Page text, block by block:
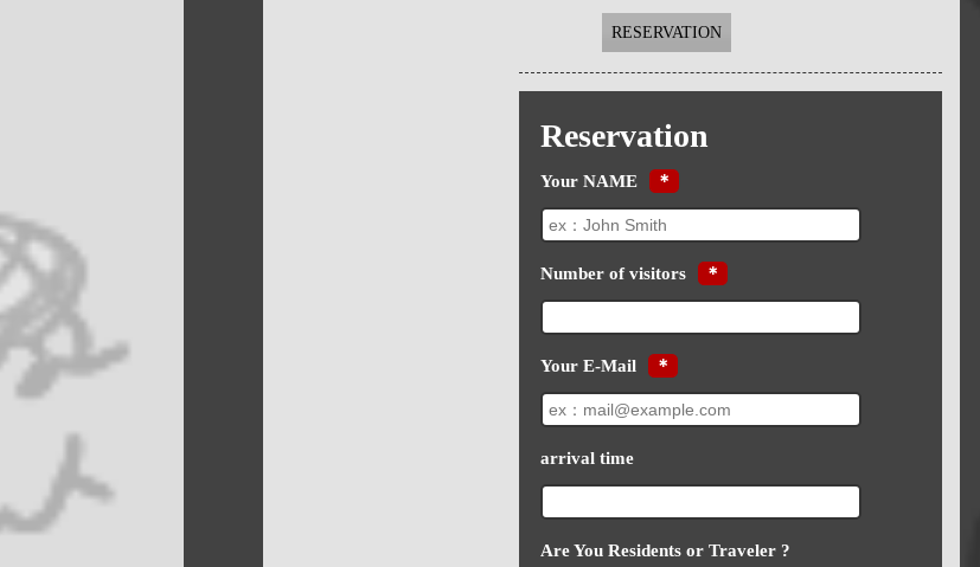
RESERVATION
Reservation
Your NAME ＊
Number of visitors ＊
Your E-Mail ＊
arrival time
Are You Residents or Traveler ?